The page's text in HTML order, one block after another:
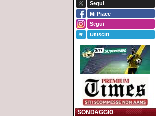
Segui
Mi Piace
Segui
Unisciti
SONDAGGIO